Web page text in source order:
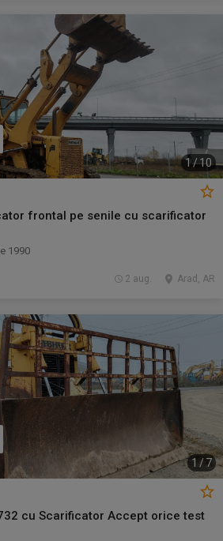
1/10
frontal pe senile cu scarificator
1990
Arad, AR
2 aug.
1 /7
cu Scarificator Accept orice test